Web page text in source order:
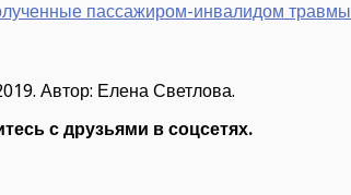
пассажиром-инвалидом травмы
Автор: Елена Светлова.
с друзьями в соцсетях.